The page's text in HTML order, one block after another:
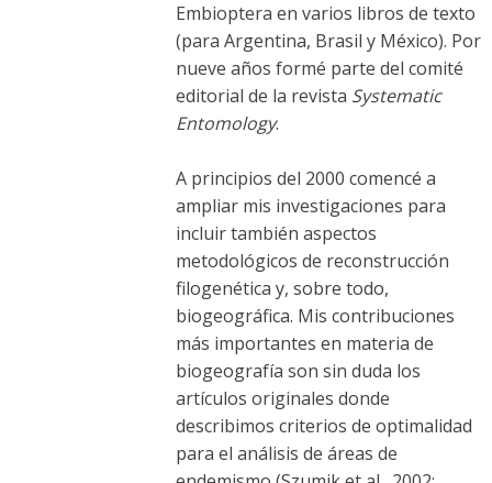
Embioptera en varios libros de texto
(para Argentina, Brasil y México). Por
nueve años formé parte del comité
editorial de la revista Systematic
Entomology.
A principios del 2000 comencé a
ampliar mis investigaciones para
incluir también aspectos
metodológicos de reconstrucción
filogenética y, sobre todo,
biogeográfica. Mis contribuciones
más importantes en materia de
biogeografía son sin duda los
artículos originales donde
describimos criterios de optimalidad
para el análisis de áreas de